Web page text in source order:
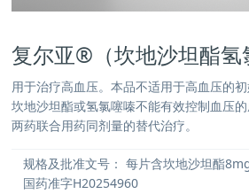
复尔亚®（坎地沙坦酯氢
用于治疗高血压。本品不适用于高血压的
坎地沙坦酯或氢氯噻嗪不能有效控制血压
两药联合用药同剂量的替代治疗。
规格及批准文号： 每片含坎地沙坦酯
国药准字H20254960